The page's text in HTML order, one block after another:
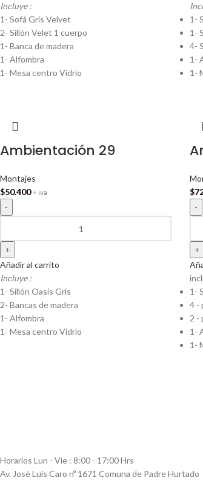
Incluye :
1- Sofá Gris Velvet
2- Sillón Velet 1 cuerpo
1- Banca de madera
1- Alfombra
1- Mesa centro Vidrio
1-
1-
4-
1-
1-
Ambientación 29
Montajes
$50.400 + iva
Añadir al carrito
Incluye :
1- Sillón Oasis Gris
2- Bancas de madera
1- Alfombra
1- Mesa centro Vidrio
$
1-
4 -
2 -
1-
1-
Horarios Lun - Vie : 8:00 - 17:00 Hrs
Av. José Luis Caro nº 1671 Comuna de Padre Hurtado